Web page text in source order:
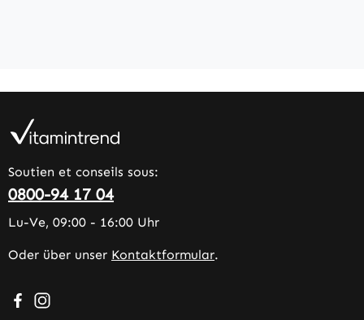
Soutien et conseils sous:
0800-94 17 04
Lu-Ve, 09:00 - 16:00 Uhr
Oder über unser Kontaktformular.
Besuche uns auf Facebook – öffnet in neuem Tab
Schau auf Instagram vorbei – öffnet in neuem Tab